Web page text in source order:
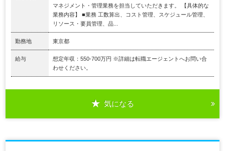
マネジメント・管理業務を担当していただきます。 【具体的な
業務内容】 ■業務 工数算出、コスト管理、スケジュール管理、
リソース・要員管理、品...
勤務地 東京都
給与
想定年収：550-700万円 ※詳細は転職エージェントへお問い合
わせください。
気になる